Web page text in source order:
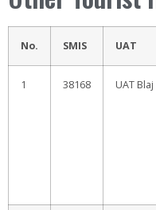
No. SMIS UAT
1 38168 UAT Blaj